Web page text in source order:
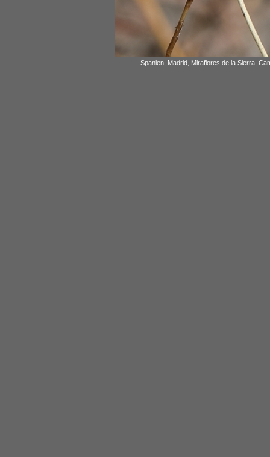
Spanien, Madrid, Miraflores de la Sierra,